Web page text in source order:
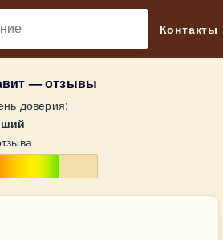
Контакты
— отзывы
доверия: